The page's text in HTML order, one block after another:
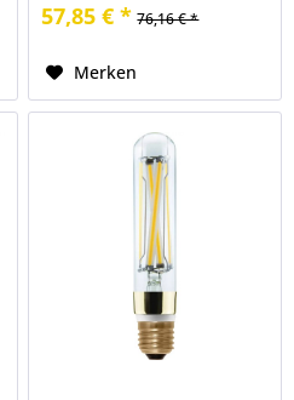
57,85 € * 76,16 € *
Merken